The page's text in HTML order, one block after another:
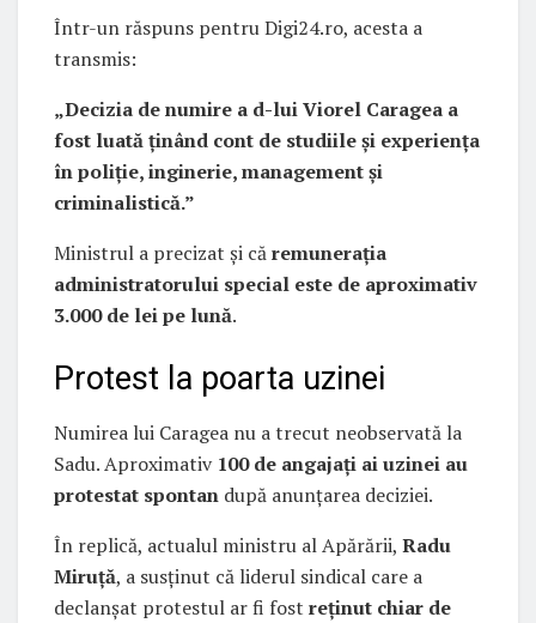
Într-un răspuns pentru Digi24.ro, acesta a
transmis:
„Decizia de numire a d-lui Viorel Caragea a
fost luată ținând cont de studiile și experiența
în poliție, inginerie, management și
criminalistică.”
Ministrul a precizat și căremunerația
administratorului special este de aproximativ
3.000 de lei pe lună.
Protest la poarta uzinei
Numirea lui Caragea nu a trecut neobservată la
Sadu. Aproximativ 100 de angajați ai uzinei au
protestat spontan după anunțarea deciziei.
În replică, actualul ministru al Apărării, Radu
Miruță, a susținut că liderul sindical care a
declanșat protestul ar fi fost reținut chiar de